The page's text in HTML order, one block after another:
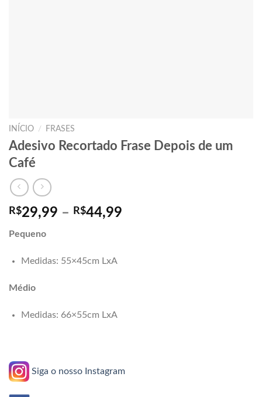
INÍCIO / FRASES
Adesivo Recortado Frase Depois de um
Café
R$29,99 – R$44,99
Pequeno
Medidas: 55×45cm LxA
Médio
Medidas: 66×55cm LxA
Siga o nosso Instagram